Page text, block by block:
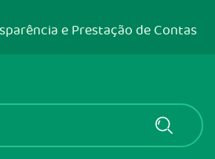
e Prestação de Contas